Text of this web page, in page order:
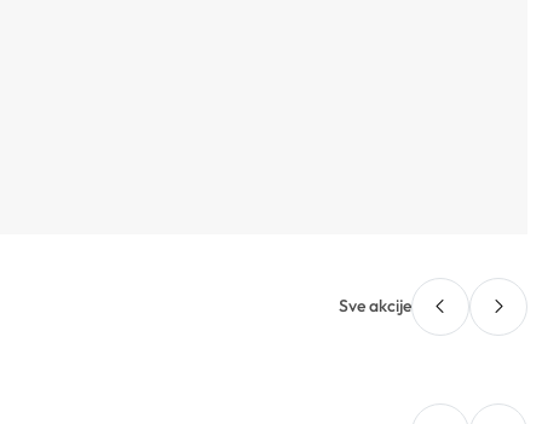
Sve akcije